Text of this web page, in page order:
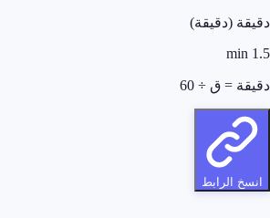
دقيقة (دقيقة)
1.5
min
دقيقة = ق ÷ 60
انسخ الرابط